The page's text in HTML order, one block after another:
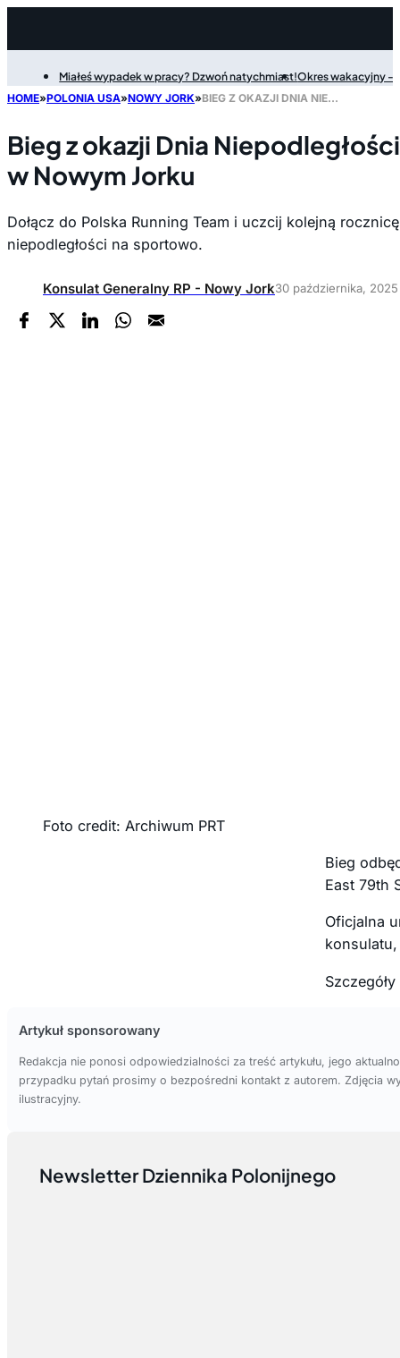
Miałeś wypadek w pracy? Dzwoń natychmiast!Okres wakacyjny -
HOME»POLONIA USA»NOWY JORK» BIEG Z OKAZJI DNIA NIEPODLEGŁOŚCI POLSKI W CENTRAL PARKU W NOWYM JORKU
Bieg z okazji Dnia
w Nowym Jorku
Dołącz do Polska Running Team i uczcij kolejną
niepodległości na sportowo.
Konsulat Generalny RP - Nowy Jork30 października, 2025
Foto credit: Archiwum PRT
Bieg
East 79th
Oficjalna
konsulatu,
Artykuł sponsorowany
Redakcja nie ponosi odpowiedzialności za treść artykułu, jego
przypadku pytań prosimy o bezpośredni kontakt z autorem. Zdjęcia
ilustracyjny.
Newsletter Dziennika Polonijnego
Filter